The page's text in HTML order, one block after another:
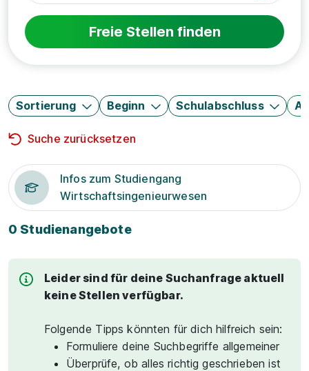
Freie Stellen finden
Sortierung Beginn Schulabschluss
Suche zurücksetzen
Infos zum Studiengang
Wirtschaftsingenieurwesen
0 Studienangebote
Leider sind für deine Suchanfrage aktuell
keine Stellen verfügbar.
Folgende Tipps könnten für dich hilfreich sein:
Formuliere deine Suchbegriffe allgemeiner
Überprüfe, ob alles richtig geschrieben ist